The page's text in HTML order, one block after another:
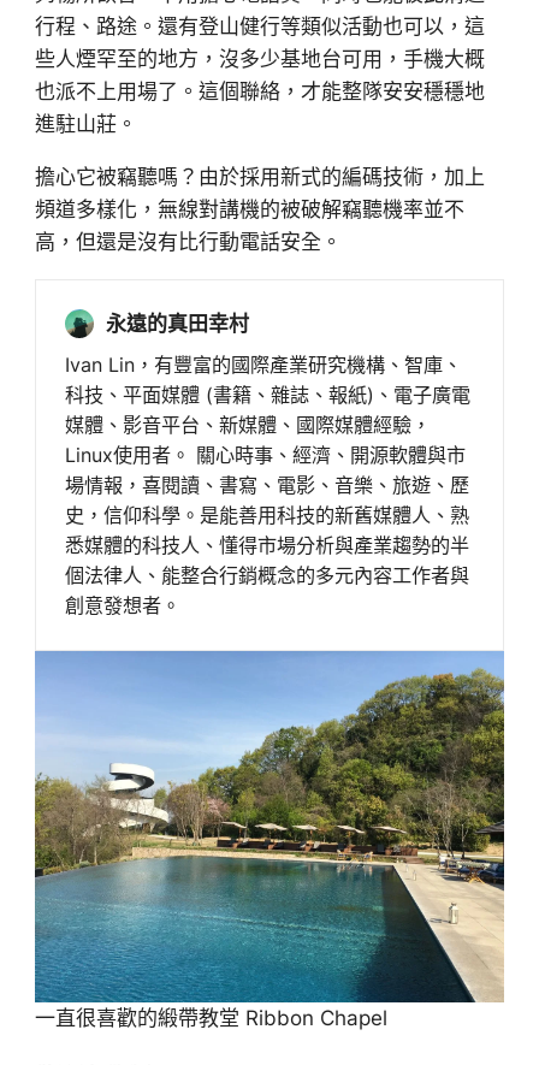
行程、路途。還有登山健行等類似活動也可以，這
些人煙罕至的地方，沒多少基地台可用，手機大概
也派不上用場了。這個聯絡，才能整隊安安穩穩地
進駐山莊。
擔心它被竊聽嗎？由於採用新式的編碼技術，加上
頻道多樣化，無線對講機的被破解竊聽機率並不
高，但還是沒有比行動電話安全。
永遠的真田幸村
Ivan Lin，有豐富的國際產業研究機構、智庫、
科技、平面媒體 (書籍、雜誌、報紙)、電子廣電
媒體、影音平台、新媒體、國際媒體經驗，
Linux使用者。 關心時事、經濟、開源軟體與市
場情報，喜閱讀、書寫、電影、音樂、旅遊、歷
史，信仰科學。是能善用科技的新舊媒體人、熟
悉媒體的科技人、懂得市場分析與產業趨勢的半
個法律人、能整合行銷概念的多元內容工作者與
創意發想者。
一直很喜歡的緞帶教堂 Ribbon Chapel